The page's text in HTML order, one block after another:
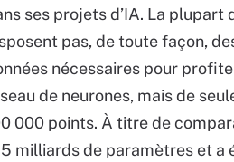
ses projets d’IA. La plupart
pas, de toute façon,
nécessaires pour
de neurones, mais de
000 points. À titre de
milliards de paramètres et a